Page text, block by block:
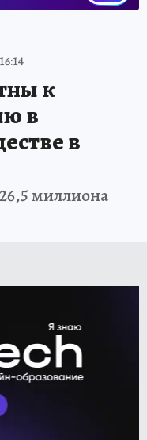
к
в
в
миллиона